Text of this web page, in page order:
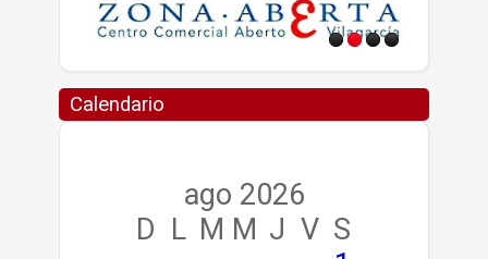
Calendario
ago 2026
D L M M J V S